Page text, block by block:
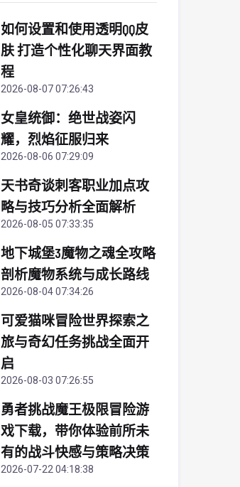
如何设置和使用透明QQ皮
肤 打造个性化聊天界面教
程
2026-08-07 07:26:43
女皇统御：绝世战姿闪
耀，烈焰征服归来
2026-08-06 07:29:09
天书奇谈刺客职业加点攻
略与技巧分析全面解析
2026-08-05 07:33:35
地下城堡3魔物之魂全攻略
剖析魔物系统与成长路线
2026-08-04 07:34:26
可爱猫咪冒险世界探索之
旅与奇幻任务挑战全面开
启
2026-08-03 07:26:55
勇者挑战魔王极限冒险游
戏下载，带你体验前所未
有的战斗快感与策略决策
2026-07-22 04:18:38